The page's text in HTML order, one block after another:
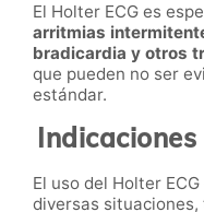
El Holter ECG es
arritmias
bradicardia y otros
que pueden no ser
estándar.
El uso del Holter
diversas situaciones,